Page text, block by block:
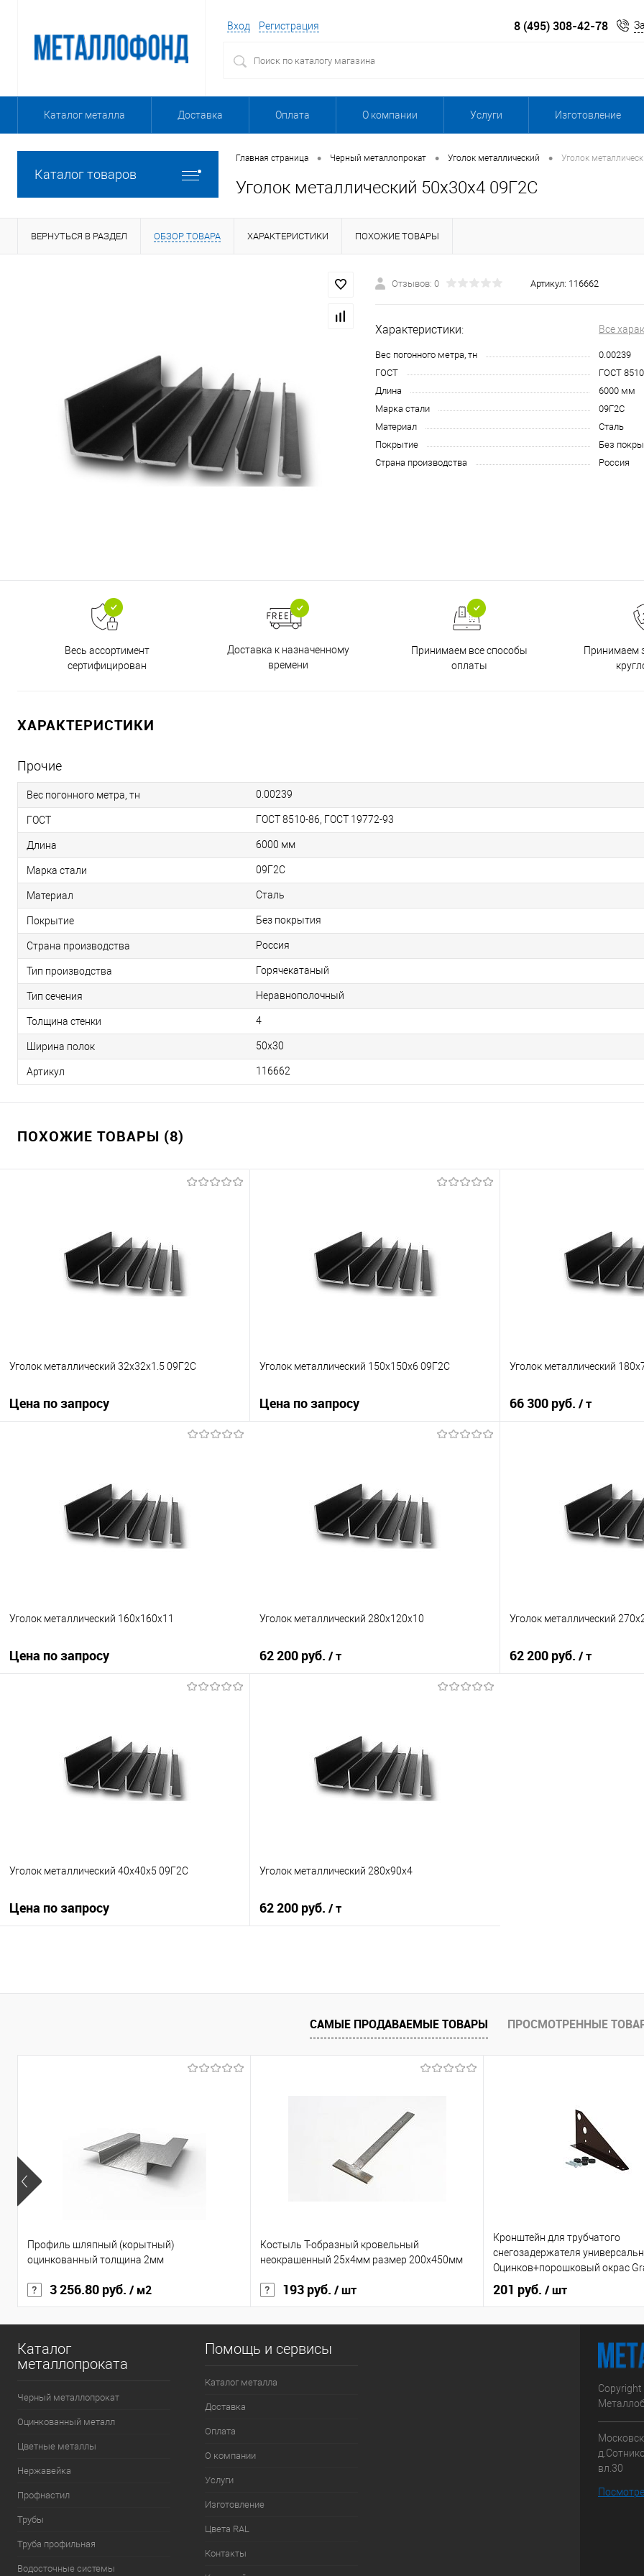
Вход Регистрация 8 (495) 308-42-78
Каталог металла Доставка Оплата О компании Услуги Изготовление
Каталог товаров
Главная страница • Черный металлопрокат • Уголок металлический • Уголок
Уголок металлический 50х30х4 09Г2С
ВЕРНУТЬСЯ В РАЗДЕЛ ОБЗОР ТОВАРА ХАРАКТЕРИСТИКИ ПОХОЖИЕ ТОВАРЫ
Отзывов: 0 Артикул: 116662
Характеристики: Все
Вес погонного метра, тн
0.00239
ГОСТ
ГОСТ
Длина
6000 мм
Марка стали
09Г2С
Материал
Сталь
Покрытие
Без
Страна производства
Россия
Весь ассортимент
сертифицирован
Доставка к назначенному
времени
Принимаем все способы
оплаты
Принимаем
ХАРАКТЕРИСТИКИ
Прочие
Вес погонного метра, тн 0.00239
ГОСТ ГОСТ 8510-86, ГОСТ 19772-93
Длина 6000 мм
Марка стали 09Г2С
Материал Сталь
Покрытие Без покрытия
Страна производства Россия
Тип производства Горячекатаный
Тип сечения Неравнополочный
Толщина стенки 4
Ширина полок 50х30
Артикул 116662
ПОХОЖИЕ ТОВАРЫ (8)
Уголок металлический 32х32х1.5 09Г2С
Цена по запросу
Купить в 1 клик
Сравнение
В избранное
Под заказ
Уголок металлический 150х150х6 09Г2С
Цена по запросу
Купить в 1 клик
Сравнение
В избранное
Под заказ
Уголок металлический
66 300 руб. / т
Купить в 1 клик
В избранное
Уголок металлический 160х160х11
Цена по запросу
Купить в 1 клик
К сравнению
В избранное
Под заказ
Уголок металлический 280х120х10
62 200 руб. / т
Купить в 1 клик
К сравнению
В избранное
Под заказ
Уголок металлический
62 200 руб. / т
Уголок металлический 40х40х5 09Г2С
Цена по запросу
Уголок металлический 280х90х4
62 200 руб. / т
В избранное
Под заказ
САМЫЕ ПРОДАВАЕМЫЕ ТОВАРЫ ПРОСМОТРЕННЫЕ
Профиль шляпный (корытный)
оцинкованный толщина 2мм
3 256.80 руб. / м2
Костыль Т-образный кровельный
неокрашенный 25х4мм размер 200х450мм
193 руб. / шт
Кронштейн для трубчатого
снегозадержателя
Оцинков+порошковый окрас
201 руб. / шт
Каталог
металлопроката
Черный металлопрокат
Оцинкованный металл
Цветные металлы
Нержавейка
Профнастил
Трубы
Труба профильная
Водосточные системы
Помощь и сервисы
Каталог металла
Доставка
Оплата
О компании
Услуги
Изготовление
Цвета RAL
Контакты
вл.30